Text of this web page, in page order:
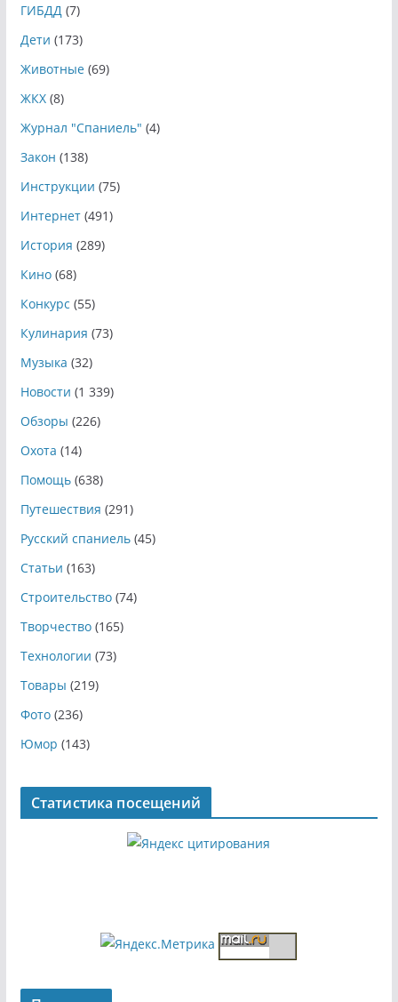
ГИБДД(7)
Дети (173)
Животные(69)
ЖКХ(8)
Журнал "Спаниель" (4)
Закон (138)
Инструкции (75)
Интернет(491)
История (289)
Кино(68)
Конкурс (55)
Кулинария (73)
Музыка (32)
Новости (1 339)
Обзоры (226)
Охота (14)
Помощь(638)
Путешествия (291)
Русский спаниель(45)
Статьи (163)
Строительство(74)
Творчество(165)
Технологии (73)
Товары (219)
Фото(236)
Юмор (143)
Статистика посещений